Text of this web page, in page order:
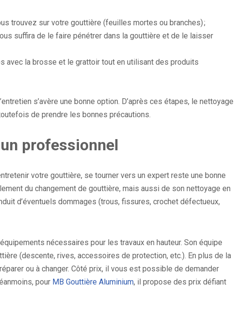
trouvez sur votre gouttière (feuilles mortes ou branches) ;
suffira de le faire pénétrer dans la gouttière et de le laisser
avec la brosse et le grattoir tout en utilisant des produits
s’avère une bonne option. D’après ces étapes, le nettoyage
de prendre les bonnes précautions.
professionnel
votre gouttière, se tourner vers un expert reste une bonne
du changement de gouttière, mais aussi de son nettoyage en
d’éventuels dommages (trous, fissures, crochet défectueux,
nécessaires pour les travaux en hauteur. Son équipe
(descente, rives, accessoires de protection, etc.). En plus de la
ou à changer. Côté prix, il vous est possible de demander
pour MB Gouttière Aluminium, il propose des prix défiant